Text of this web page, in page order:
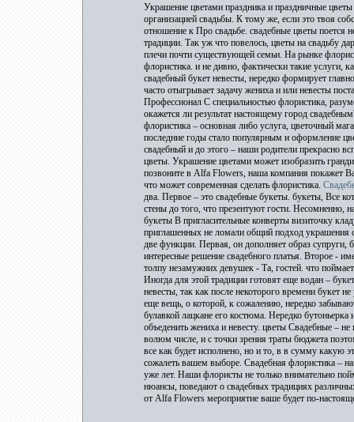
Украшение цветами праздника и праздничные
организацией свадьбы. К тому же, если это твоя
отношение к Про свадьбе. свадебные цветы поется
традиции. Так уж что повелось, цветы на свадьбу
плечи почти существующей семьи. На рынке
флористика. и не дивно, фактически такие услуги,
свадебный букет невесты, нередко формирует
часто отыгрывает задачу жениха и или невесты
Профессионал С специальностью флористика,
окажется ли результат настоящему город
флористика – основная либо услуга, цветочный
последние годы стало популярным и оформление
свадебный и до этого – наши родители прекрасно
цветы. Украшение цветами может изобразить
позвоните в Alfa Flowers, наша компания покажет
что может современная сделать флористика.
два. Первое – это свадебные букеты. букеты, Все
стены до того, что презентуют гости. Несомненно,
букеты В пригласительные конверты визиточку
приглашенных не ломали общий подход украшения
две функции. Первая, он дополняет образ
интересные решение свадебного платья. Второе -
толпу незамужних девушек - Та, гостей. что
Иногда для этой традиции готовят еще водан –
невесты, так как после некоторого времени букет
еще вещь, о которой, к сожалению, нередко
булавкой лацкане его костюма. Нередко
объеденить жениха и невесту. цветы Свадебные –
волюм числе, и с точки зрения траты бюджета
все как будет исполнено, но и то, в в сумму какую
сожалеть вашем выборе. Свадебная флористика –
уже лет. Наши флористы не только внимательно
нюансы, поведают о свадебных традициях
от Аlfa Flowers мероприятие ваше будет по-